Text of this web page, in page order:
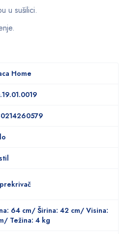
u sušilici.
Home
64 cm/ Širina: 42 cm/ Visina:
Težina: 4 kg